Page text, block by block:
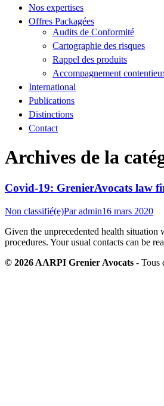
Nos expertises
Offres Packagées
Audits de Conformité
Cartographie des risques
Rappel des produits
Accompagnement
International
Publications
Distinctions
Contact
Archives de la
Covid-19: GrenierAvocats law
Non classifié(e)Paradmin16 mars 2020
Given the unprecedented health
procedures. Your usual contacts can be
© 2026 AARPI Grenier Avocats - Tous